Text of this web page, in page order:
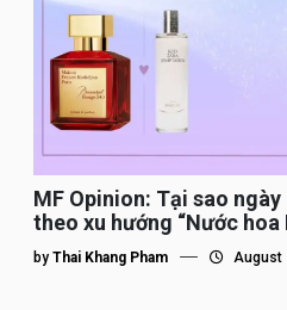
MF Opinion: Tại sao
theo xu hướng “Nước hoa
by Thai Khang Pham August